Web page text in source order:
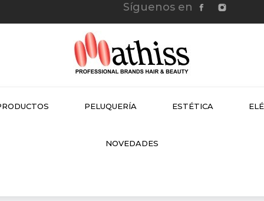
Síguenos en
PELUQUERÍA ESTÉTICA
NOVEDADES